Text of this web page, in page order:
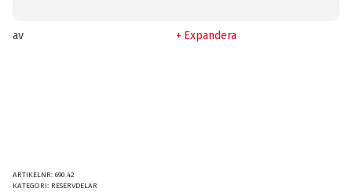
av Expandera
ARTIKELNR: 690.42
KATEGORI: RESERVDELAR